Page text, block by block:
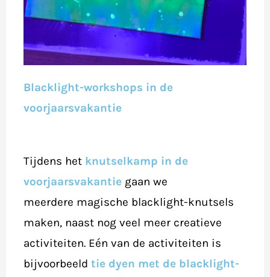
Blacklight-workshops in de
voorjaarsvakantie
Tijdens het knutselkamp in de
voorjaarsvakantie gaan we
meerdere magische blacklight-knutsels
maken, naast nog veel meer creatieve
activiteiten. Eén van de activiteiten is
bijvoorbeeldtie dyen met de blacklight-